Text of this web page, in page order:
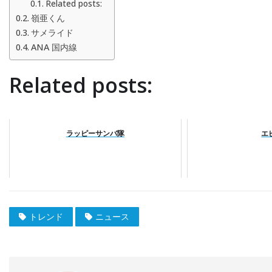
Related posts:
嶺亜くん
サメライド
ANA 国内線
Related posts:
ラッピーサンバ隊 エ
トレンド ニュース